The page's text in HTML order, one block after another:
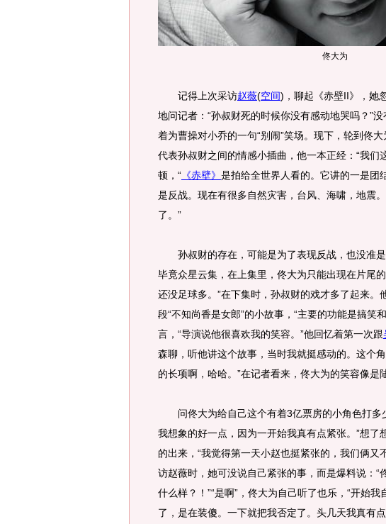
佟大为
记得上次采访赵薇(空间)，聊起《赤壁II》，她
地问记者：“孙叔财死的时候你没有感动地哭吗？”
着为曹操对小乔的一句“别闹”笑场。现下，轮到佟
代表孙叔财之间的情感小插曲，他一本正经：“我们
顿，“ 《赤壁》 是拍给全世界人看的。它讲的一是团
是反战。现在有很多自然灾害，台风、海啸，地震
了。”
孙叔财的存在，可能是为了表现反战，也没准是
毕竟众星云集，在上集里，佟大为只能出现在片尾
还没足球多。”在下集时，孙叔财的戏才多了起来。
段“不知尚香是女郎”的小故事，“主要的功能是搞笑
言，“导演说他很喜欢我的笑容。”他回忆着第一次跟
森聊，听他讲这个故事，当时我就挺感动的。这个
的长项啊，哈哈。”在记者看来，佟大为的笑容像是
问佟大为给自己这个有着3亿票房的小角色打多
我想象的好一点，因为一开始我真有点紧张。”想了
的出来，“我觉得第一天小赵也挺紧张的，我们俩又
访赵薇时，她可没说自己紧张的事，而是爆料说：“
什么样？！”“是啊”，佟大为自己听了也乐，“开始
了，是在装傻。一下就把我否定了。头几天我真有